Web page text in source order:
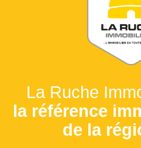
La Ruche
la référence
de la